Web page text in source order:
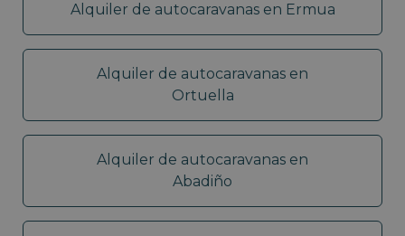
Alquiler de autocaravanas en Ermua
Alquiler de autocaravanas en
Ortuella
Alquiler de autocaravanas en
Abadiño